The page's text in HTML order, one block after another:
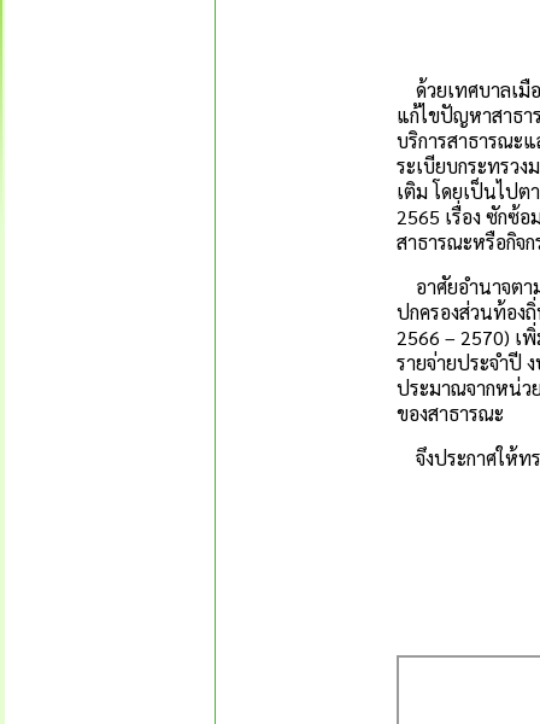
ด้วยเทศบาลเมื
แก้ไขปัญหาสาธา
บริการสาธารณะ
ระเบียบกระทรว
เติม โดยเป็นไป
2565 เรื่อง ซักซ้
สาธารณะหรือกิจ
อาศัยอำนาจตา
ปกครองส่วนท้อง
2566 – 2570) เ
รายจ่ายประจำปี
ประมาณจากหน่ว
ของสาธารณะ
จึงประกาศให้ท